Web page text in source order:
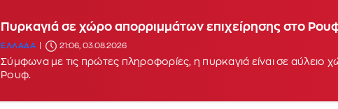
Πυρκαγιά σε χώρο απορριμμάτων επιχείρησης στο
ΕΛΛΑΔΑ 21:06, 03.08.2026
Σύμφωνα με τις πρώτες πληροφορίες, η πυρκαγιά είναι σε
Ρουφ.